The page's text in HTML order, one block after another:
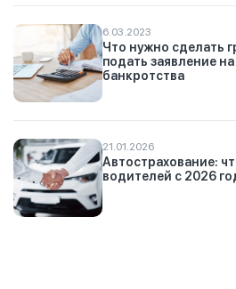
6.03.2023
Что нужно сделать
подать заявление
банкротства
21.01.2026
Автострахование:
водителей с 2026